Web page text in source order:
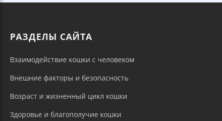
РАЗДЕЛЫ САЙТА
Взаимодействие кошки с человеком
Внешние факторы и безопасность
Возраст и жизненный цикл кошки
Здоровье и благополучие кошки